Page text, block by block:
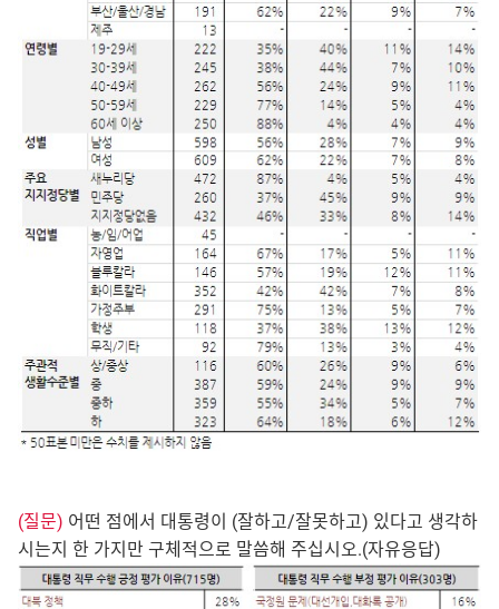
(질문) 어떤 점에서 대통령이 (잘하고/잘못하고) 있다고 생각하
시는지 한 가지만 구체적으로 말씀해 주십시오.(자유응답)